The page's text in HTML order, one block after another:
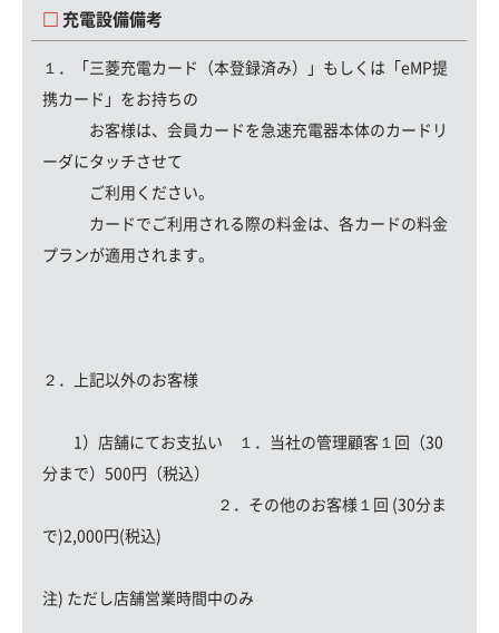
充電設備備考
１．「三菱充電カード（本登録済み）」もしくは「eMP提
携カード」をお持ちの
お客様は、会員カードを急速充電器本体のカードリ
ーダにタッチさせて
ご利用ください。
カードでご利用される際の料金は、各カードの料金
プランが適用されます。
２．上記以外のお客様
1）店舗にてお支払い １．当社の管理顧客１回（30
分まで）500円（税込）
２．その他のお客様１回 (30分ま
で)2,000円(税込)
注) ただし店舗営業時間中のみ